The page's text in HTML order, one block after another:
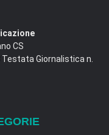
CS
Testata Giornalistica n.